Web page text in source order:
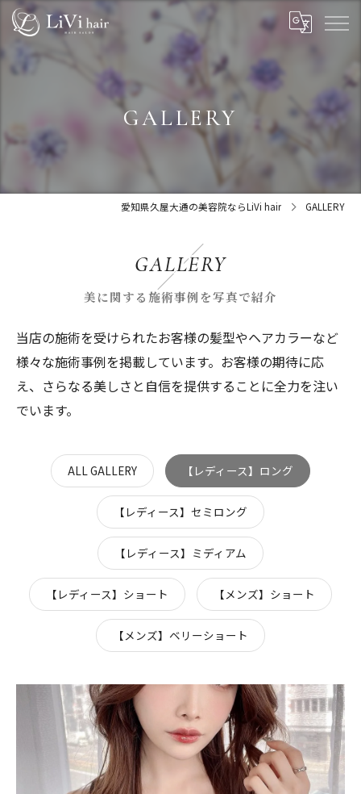
GALLERY
愛知県久屋大通の美容院ならLiVi hair GALLERY
GALLERY
美に関する施術事例を写真で紹介
当店の施術を受けられたお客様の髪型やヘアカラーなど
様々な施術事例を掲載しています。お客様の期待に応
え、さらなる美しさと自信を提供することに全力を注い
でいます。
ALL GALLERY 【レディース】ロング
【レディース】セミロング
【レディース】ミディアム
【レディース】ショート 【メンズ】ショート
【メンズ】ベリーショート